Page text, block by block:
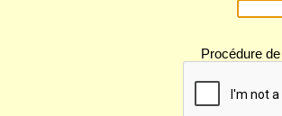
Procédure